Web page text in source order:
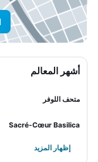
أشهر المعالم
متحف اللوفر
Sacré-Cœur Basilica
إظهار المزيد